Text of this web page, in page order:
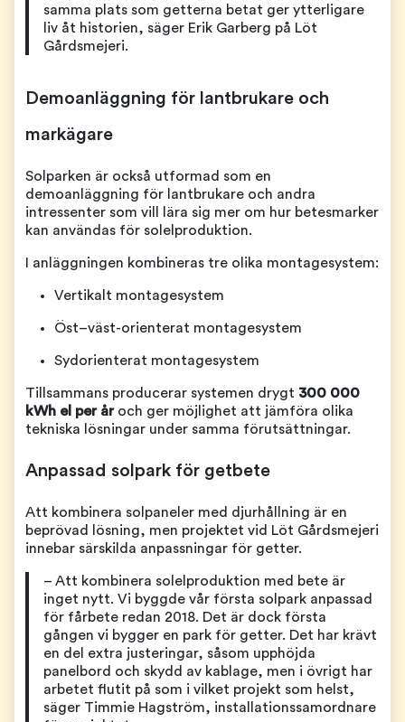
samma plats som getterna betat ger ytterligare
liv åt historien, säger Erik Garberg på Löt
Gårdsmejeri.
Demoanläggning för lantbrukare och
markägare
Solparken är också utformad som en
demoanläggning för lantbrukare och andra
intressenter som vill lära sig mer om hur betesmarker
kan användas för solelproduktion.
I anläggningen kombineras tre olika montagesystem:
Vertikalt montagesystem
Öst–väst-orienterat montagesystem
Sydorienterat montagesystem
Tillsammans producerar systemen drygt 300 000
kWh el per åroch ger möjlighet att jämföra olika
tekniska lösningar under samma förutsättningar.
Anpassad solpark för getbete
Att kombinera solpaneler med djurhållning är en
beprövad lösning, men projektet vid Löt Gårdsmejeri
innebar särskilda anpassningar för getter.
– Att kombinera solelproduktion med bete är
inget nytt. Vi byggde vår första solpark anpassad
för fårbete redan 2018. Det är dock första
gången vi bygger en park för getter. Det har krävt
en del extra justeringar, såsom upphöjda
panelbord och skydd av kablage, men i övrigt har
arbetet flutit på som i vilket projekt som helst,
säger Timmie Hagström, installationssamordnare